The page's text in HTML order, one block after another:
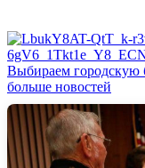
Выбираем
больше новостей